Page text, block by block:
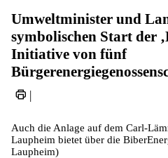
Umweltminister und
symbolischen Start der
Initiative von fünf
|
Auch die Anlage auf dem Carl-
Laupheim bietet über die
Laupheim)